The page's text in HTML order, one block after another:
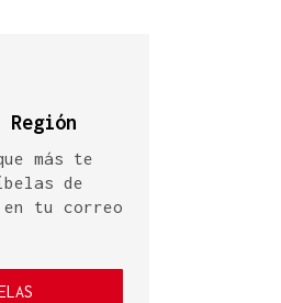
más te
de
tu correo